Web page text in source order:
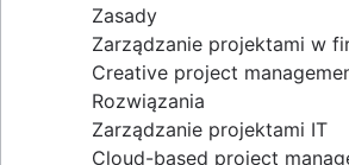
Zasady
Zarządzanie projektami w
Creative project
Rozwiązania
Zarządzanie projektami IT
Cloud-based project